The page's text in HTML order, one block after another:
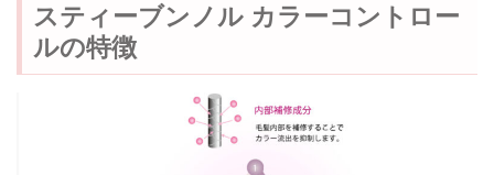
スティーブンノル カラーコントロー
ルの特徴